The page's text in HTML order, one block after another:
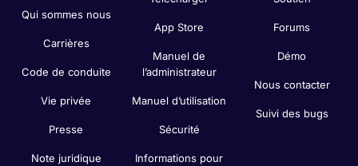
Qui sommes nous
Carrières
Code de conduite
Vie privée
Presse
Note juridique
App Store
Manuel de
l’administrateur
Manuel d’utilisation
Sécurité
Informations pour
Forums
Démo
Nous contacter
Suivi des bugs